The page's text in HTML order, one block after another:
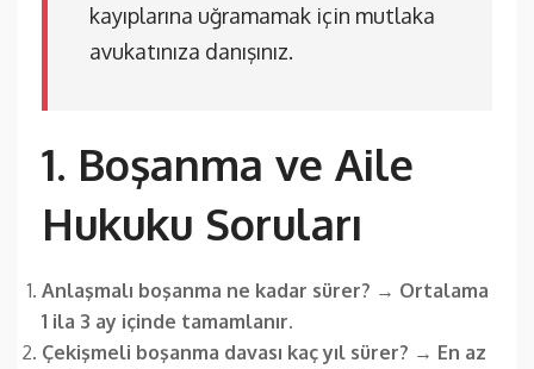
kayıplarına uğramamak için mutlaka
avukatınıza danışınız.
1. Boşanma ve Aile
Hukuku Soruları
Anlaşmalı boşanma ne kadar sürer? → Ortalama
1 ila 3 ay içinde tamamlanır.
Çekişmeli boşanma davası kaç yıl sürer? → En az